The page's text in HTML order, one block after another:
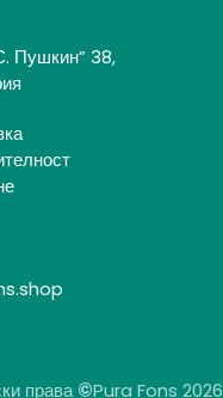
Пушкин” 38,
права©Pura Fons 2026